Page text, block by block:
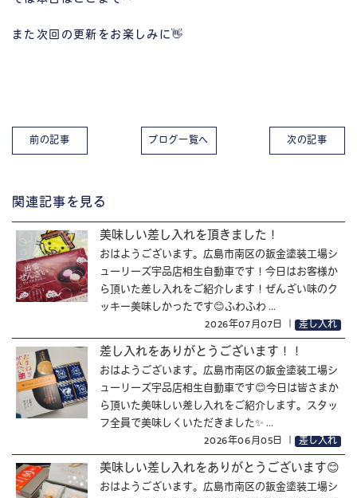
また次回の更新をお楽しみに👋
前の記事 ブログ一覧へ 次の記事
関連記事を見る
美味しい差し入れを頂きました！
おはようございます。広島市南区の鈑金塗装工場シ
ューリーズ宇品店相生自動車です！今日はお客様か
ら頂いた差し入れをご紹介します！ぜんざい味のク
ッキー美味しかったです😊ふわふわ ...
2026年07月07日 差し入れ
差し入れをありがとうございます！！
おはようございます。広島市南区の鈑金塗装工場シ
ューリーズ宇品店相生自動車です😊今日は皆さまか
ら頂いた美味しい差し入れをご紹介します。スタッ
フ全員で美味しくいただきました✨ ...
2026年06月05日 差し入れ
美味しい差し入れをありがとうございます😊
おはようございます。広島市南区の鈑金塗装工場シ